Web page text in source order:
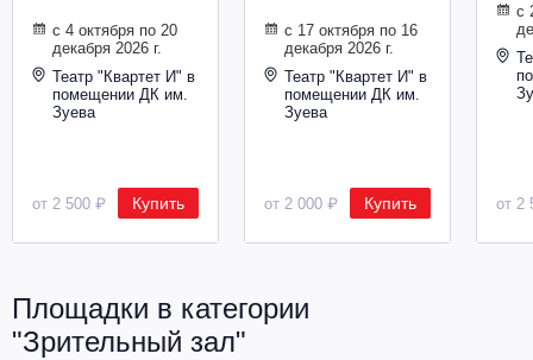
с 4 октября по 20
декабря 2026 г.
Театр "Квартет И" в
помещении ДК им.
Зуева
от 2 500 ₽ Купить
с 17 октября по 16
декабря 2026 г.
Театр "Квартет И" в
помещении ДК им.
Зуева
от 2 000 ₽ Купить
с
от 2
Площадки в категории
"Зрительный зал"